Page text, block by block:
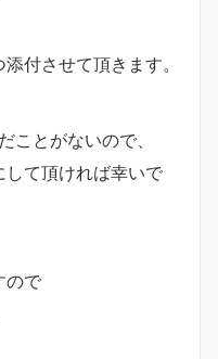
付させて頂きます。
ことがないので、
して頂ければ幸いで
ので